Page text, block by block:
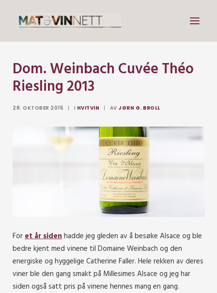
Mat
Drikke
Dom. Weinbach Cuvée Théo
Riesling 2013
28. OKTOBER 2015 | I HVITVIN | AV JØRN G. BROLL
Foret år sidenhadde jeg gleden av å besøke Alsace og ble
bedre kjent med vinene til Domaine Weinbach og den
energiske og hyggelige Catherine Faller. Hele rekken av deres
viner ble den gang smakt på Millesimes Alsace og jeg har
siden også satt pris på vinene hennes mang en gang.